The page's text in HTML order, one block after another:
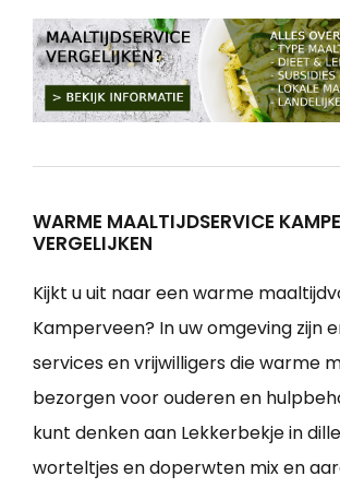
WARME MAALTIJDSERVICE
VERGELIJKEN
Kijkt u uit naar een warme
Kamperveen? In uw omgeving zijn
services en vrijwilligers die warme
bezorgen voor ouderen en
kunt denken aan Lekkerbekje in
worteltjes en doperwten mix en